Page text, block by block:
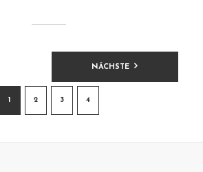
1 2 3 4
NÄCHSTE